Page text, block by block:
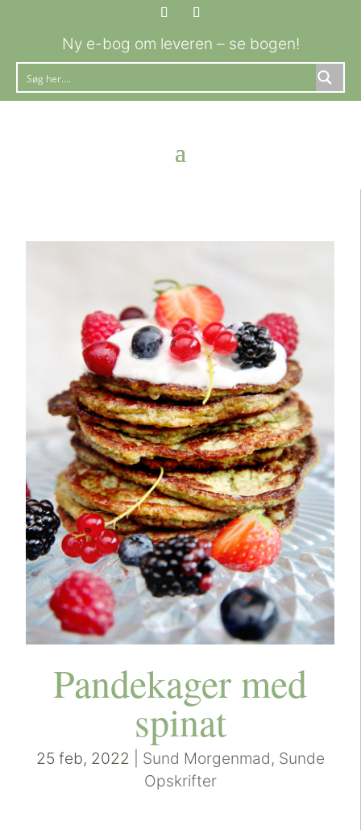
Ny e-bog om leveren – se bogen!
Pandekager med
spinat
25 feb, 2022 Sund Morgenmad, Sunde
Opskrifter